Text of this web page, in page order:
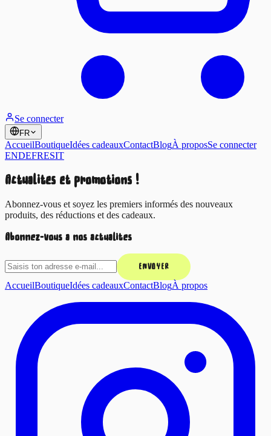
Se connecter
FR
AccueilBoutiqueIdées cadeauxContactBlogÀ proposSe connecter
ENDEFRESIT
Actualités et promotions !
Abonnez-vous et soyez les premiers informés des nouveaux
produits, des réductions et des cadeaux.
Abonnez-vous à nos actualités
ENVOYER
AccueilBoutiqueIdées cadeauxContactBlogÀ propos